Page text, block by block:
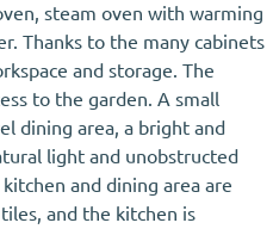
steam oven with warming
Thanks to the many cabinets
and storage. The
to the garden. A small
dining area, a bright and
light and unobstructed
and dining area are
and the kitchen is